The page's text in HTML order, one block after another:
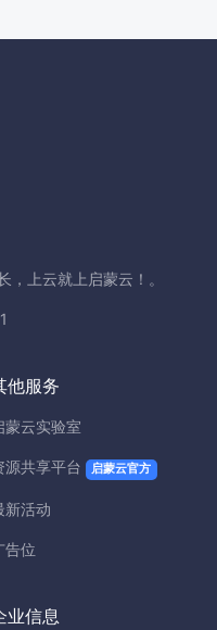
，上云就上启蒙云！。
他服务
蒙云实验室
源共享平台 启蒙云官方
新活动
告位
业信息